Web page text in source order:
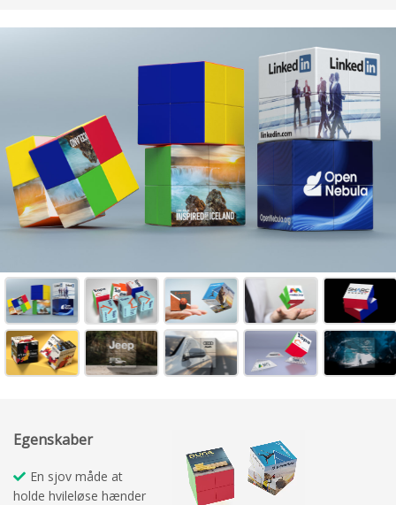
Egenskaber
En sjov måde at
holde hvileløse hænder